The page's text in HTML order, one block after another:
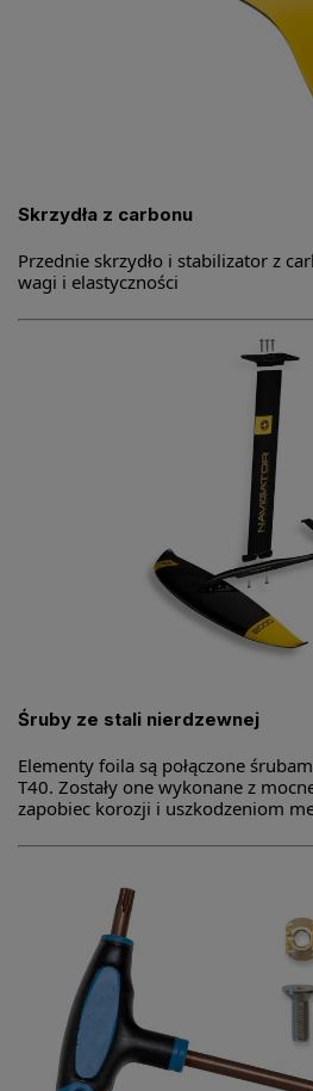
Skrzydła z carbonu
Przednie skrzydło i stabilizator z
wagi i elastyczności
Śruby ze stali nierdzewnej
Elementy foila są połączone
T40. Zostały one wykonane z
zapobiec korozji i uszkodzeniom